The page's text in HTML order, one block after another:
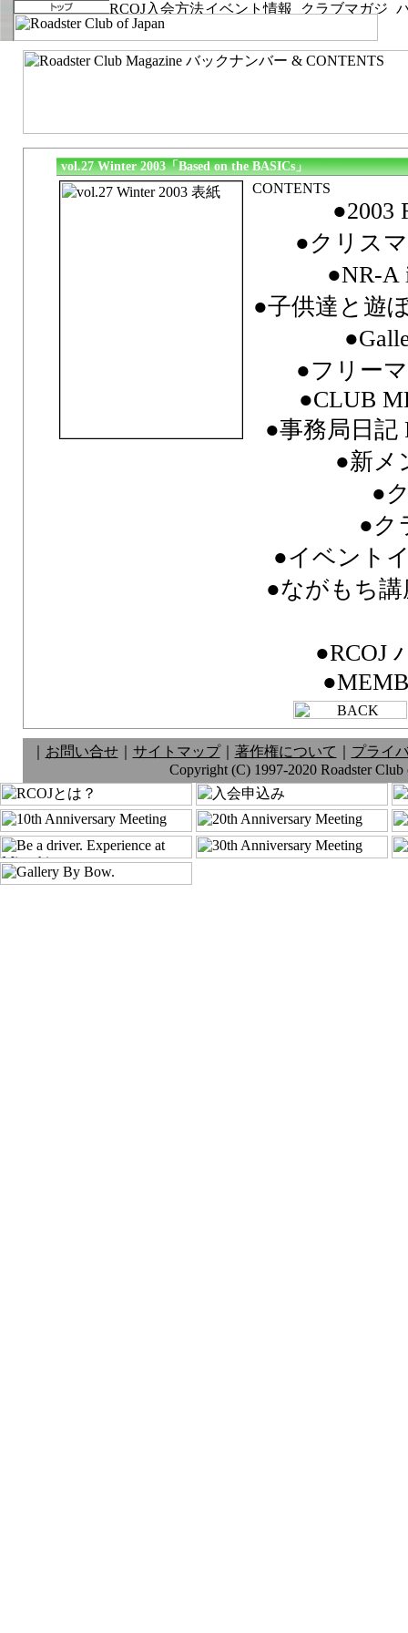
vol.27 Winter 2003「Based on the BASICs」
●2003
●クリス
●NR-A
●子供達と遊
●フリー
●CLUB
●事務局日記
●新メ
●
●ク
●イベント
●ながもち
●RCOJ
お問い合せ｜ サイトマップ｜ 著作権について
プライ
Copyright (C) 1997-2020 Roadster